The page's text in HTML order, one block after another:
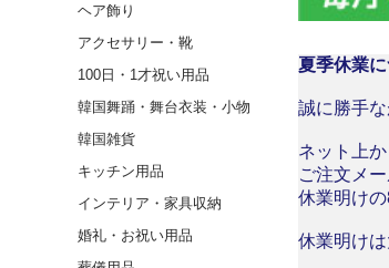
ヘア飾り
アクセサリー・靴
100日・1才祝い用品
韓国舞踊・舞台衣装・小物
韓国雑貨
キッチン用品
インテリア・家具収納
婚礼・お祝い用品
夏季休業
誠に勝手
ネット上
ご注文メ
休業明け
休業明けは